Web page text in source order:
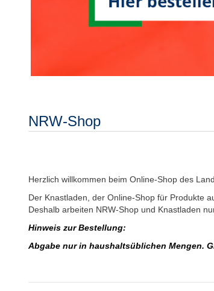
NRW-Shop
Herzlich willkommen beim Online-Shop des
Der Knastladen, der Online-Shop für Produkte
Deshalb arbeiten NRW-Shop und Knastladen
Hinweis zur Bestellung:
Abgabe nur in haushaltsüblichen Mengen.